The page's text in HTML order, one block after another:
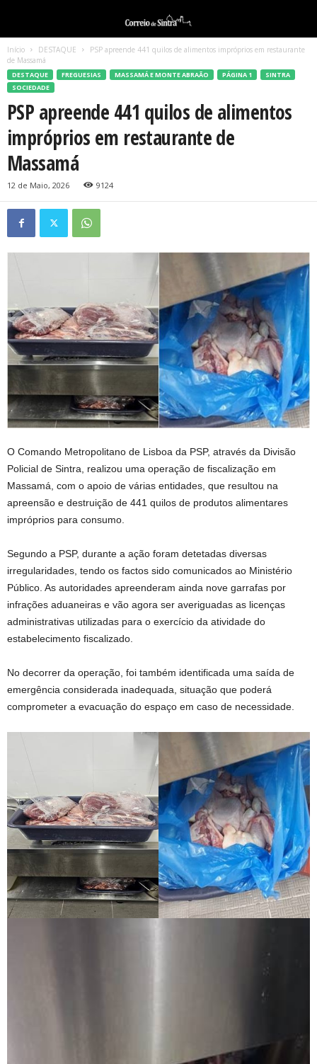
Início DESTAQUE
PSP apreende 441 quilos de alimentos impróprios em restaurante
de Massamá
DESTAQUE FREGUESIAS MASSAMÁ E MONTE ABRAÃO PÁGINA 1
SINTRA
SOCIEDADE
PSP apreende 441 quilos de alimentos
impróprios em restaurante de
Massamá
12 de Maio, 2026 9124
O Comando Metropolitano de Lisboa da PSP, através da Divisão
Policial de Sintra, realizou uma operação de fiscalização em
Massamá, com o apoio de várias entidades, que resultou na
apreensão e destruição de 441 quilos de produtos alimentares
impróprios para consumo.
Segundo a PSP, durante a ação foram detetadas diversas
irregularidades, tendo os factos sido comunicados ao Ministério
Público. As autoridades apreenderam ainda nove garrafas por
infrações aduaneiras e vão agora ser averiguadas as licenças
administrativas utilizadas para o exercício da atividade do
estabelecimento fiscalizado.
No decorrer da operação, foi também identificada uma saída de
emergência considerada inadequada, situação que poderá
comprometer a evacuação do espaço em caso de necessidade.